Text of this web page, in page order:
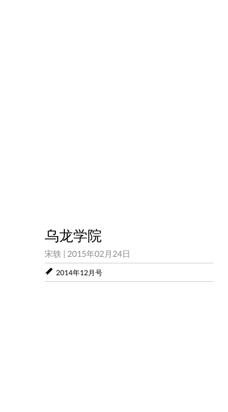
乌龙学院
宋轶 | 2015年02月24日
2014年12月号